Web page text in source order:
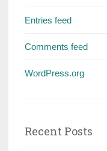
Entries feed
Comments feed
WordPress.org
Recent Posts